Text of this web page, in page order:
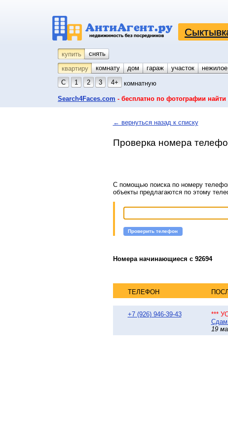
купить снять
квартиру
комнату койко-место
дом гараж участок
нежилое
С
1 2 3 4+ комнатную
Search4Faces.com - бесплатно по фотографии
← вернуться назад к списку
Проверка номера
С помощью поиска по номеру
объекты предлагаются по этому
Проверить телефон
Номера начинающиеся с 92694
ТЕЛЕФОН
+7 (926) 946-39-43
***
Сдам
19